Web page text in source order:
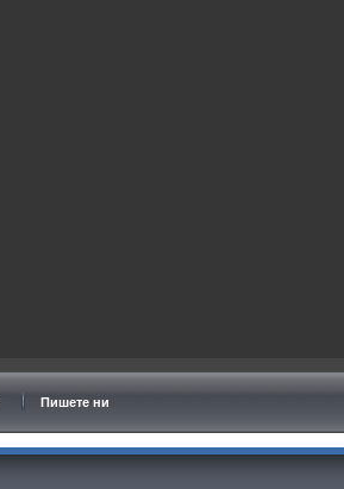
Пишете ни